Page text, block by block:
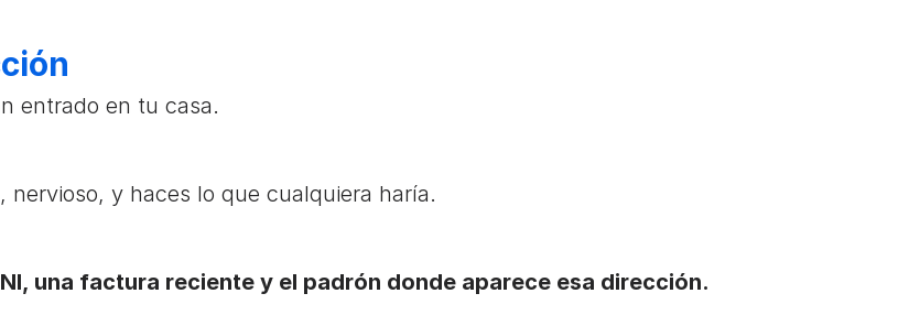
entrado en tu casa.
nervioso, y haces lo que cualquiera haría.
una factura reciente y el padrón donde aparece esa dirección.